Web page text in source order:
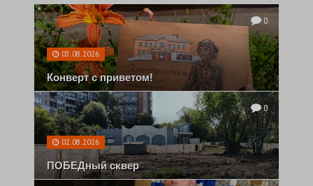
0
03.08.2026
Конверт с приветом!
0
02.08.2026
ПОБЕДный сквер